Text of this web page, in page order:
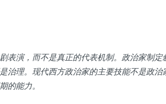
表演，而不是真正的代表机制。政治家制
治理。现代西方政治家的主要技能不是政治
的能力。